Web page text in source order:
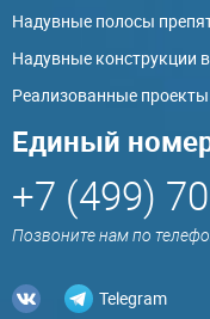
Надувные полосы
Надувные конструкции
Реализованные проекты
Единый
+7 (499)
Позвоните нам по
Telegram